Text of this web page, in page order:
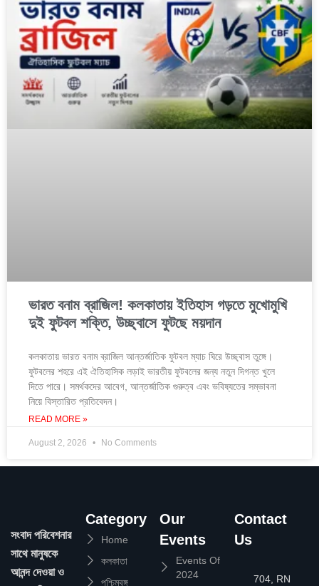
ভারত বনাম ব্রাজিল! কলকাতায় ইতিহাস গড়তে মুখোমুখি
দুই ফুটবল শক্তি, উচ্ছ্বাসে ফুটছে ময়দান
কলকাতায় ভারত বনাম ব্রাজিল আন্তর্জাতিক ফুটবল ম্যাচ ঘিরে উচ্ছ্বাস তুঙ্গে।
ফুটবলের শহরে এই ঐতিহাসিক লড়াই ভারতীয় ফুটবলের জন্য নতুন দিগন্ত খুলে
দিতে পারে। সমর্থকদের আবেগ, আন্তর্জাতিক গুরুত্ব এবং ভবিষ্যতের সম্ভাবনা
নিয়ে বিস্তারিত প্রতিবেদন।
READ MORE »
August 2, 2026 No Comments
সংবাদ পরিবেশনার
সাথে মানুষকে
আনন্দ দেওয়া ও
Category
Home
কলকাতা
পশ্চিমবঙ্গ
Our
Events
Events Of
2024
Contact
Us
704, RN